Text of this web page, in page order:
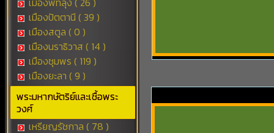
เมืองปัตตานี ( 39 )
เมืองสตูล ( 0 )
เมืองนราธิวาส ( 14 )
เมืองชุมพร ( 119 )
เมืองยะลา ( 9 )
พระมหากษัตริย์และเชื้อพระ
วงศ์
เหรียญรัชกาล ( 78 )